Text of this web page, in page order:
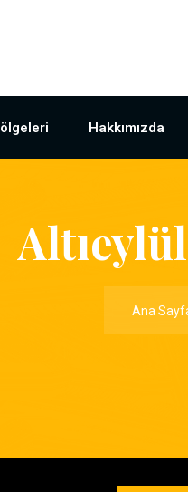
Hakkımızda
Ana